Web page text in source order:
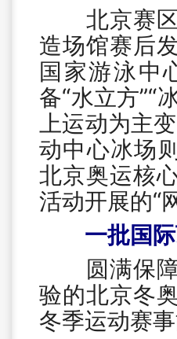
北京赛区
造场馆赛后
国家游泳中
备“水立方”“
上运动为主
动中心冰场
北京奥运核
活动开展的“
一批国
圆满保障
验的北京冬
冬季运动赛事